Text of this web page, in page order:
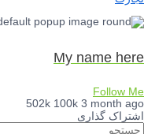
My name here
Follow Me
502k 100k 3 month ago
اشتراک گذاری